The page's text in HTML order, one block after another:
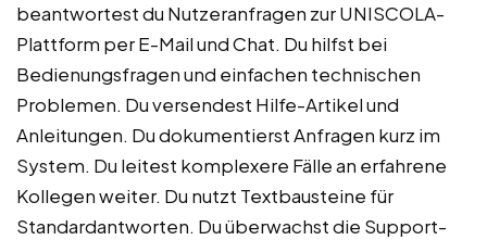
beantwortest du Nutzeranfragen zur UNISCOLA-
Plattform per E-Mail und Chat. Du hilfst bei
Bedienungsfragen und einfachen technischen
Problemen. Du versendest Hilfe-Artikel und
Anleitungen. Du dokumentierst Anfragen kurz im
System. Du leitest komplexere Fälle an erfahrene
Kollegen weiter. Du nutzt Textbausteine für
Standardantworten. Du überwachst die Support-